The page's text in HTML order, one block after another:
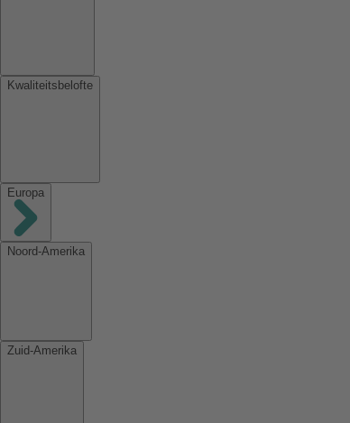
Kwaliteitsbelofte
Europa
Noord-Amerika
Zuid-Amerika